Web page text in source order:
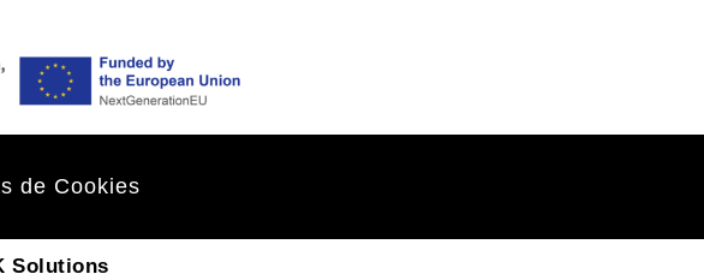
de Cookies
Solutions